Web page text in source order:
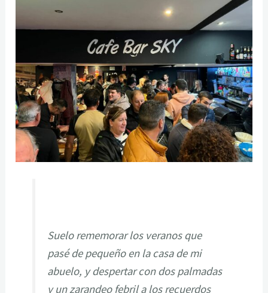
Suelo rememorar los veranos que
pasé de pequeño en la casa de mi
abuelo, y despertar con dos palmadas
y un zarandeo febril a los recuerdos